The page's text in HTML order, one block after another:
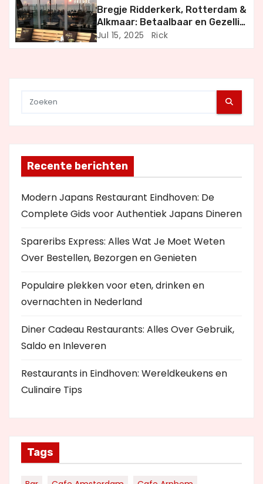
t
i
Bregje Ridderkerk, Rotterdam &
Alkmaar: Betaalbaar en Gezellig
Uit Eten
Jul 15, 2025 Rick
Recente berichten
Modern Japans Restaurant Eindhoven: De
Complete Gids voor Authentiek Japans Dineren
Spareribs Express: Alles Wat Je Moet Weten
Over Bestellen, Bezorgen en Genieten
Populaire plekken voor eten, drinken en
overnachten in Nederland
Diner Cadeau Restaurants: Alles Over Gebruik,
Saldo en Inleveren
Restaurants in Eindhoven: Wereldkeukens en
Culinaire Tips
Tags